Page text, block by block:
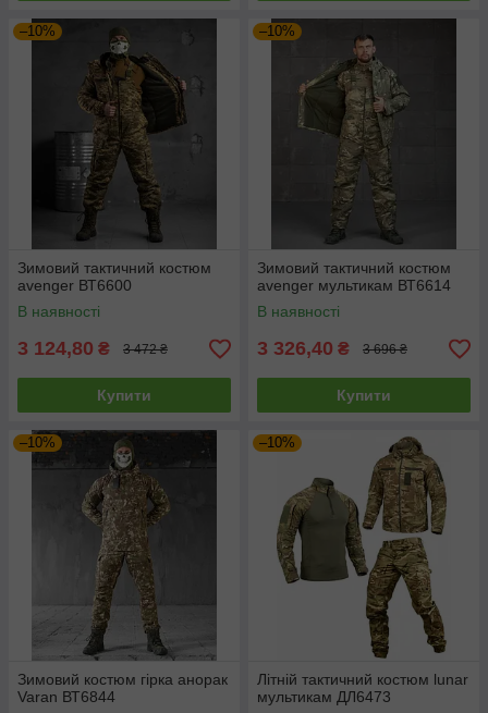
–10%
Зимовий тактичний костюм
avenger ВТ6600
В наявності
3 124,80 ₴ 3 472 ₴
Купити
–10%
Зимовий тактичний костюм
avenger мультикам ВТ6614
В наявності
3 326,40 ₴ 3 696 ₴
Купити
–10%
Зимовий костюм гірка анорак
Varan ВТ6844
–10%
Літній тактичний костюм lunar
мультикам ДЛ6473